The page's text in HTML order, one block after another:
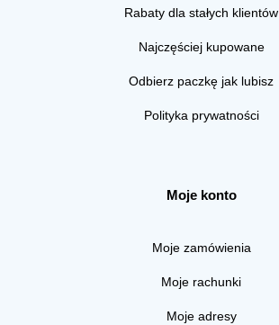
Rabaty dla stałych klientów
Najczęściej kupowane
Odbierz paczkę jak lubisz
Polityka prywatności
Moje konto
Moje zamówienia
Moje rachunki
Moje adresy